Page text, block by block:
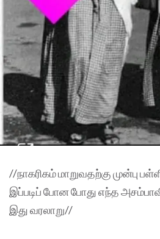
//நாகரிகம் மாறுவதற்கு முன்பு
இப்படிப் போன போது எந்த
இது வரலாறு//